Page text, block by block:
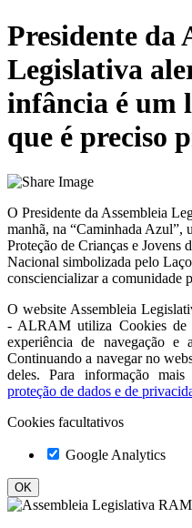
Presidente da
Legislativa
infância é um
que é preciso
O Presidente da Assembleia
manhã, na “Caminhada Azul”,
Proteção de Crianças e Jovens
Nacional simbolizada pelo
consciencializar a comunidade
O website Assembleia
- ALRAM utiliza Cookies de
experiência de navegação e
Continuando a navegar no
deles. Para informação mais
proteção de dados e de
Cookies facultativos
Google Analytics